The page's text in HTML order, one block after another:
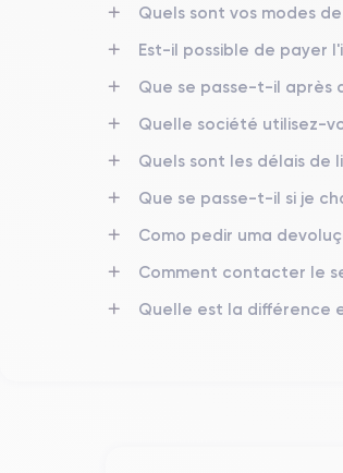
Nom de la puce
Puce A14 Bionic
GPU 4 cœurs
12 Mpx
Résolution vidéo
4K - 3840 x 2160 px
Batterie
Quels sont vos modes
Est-il possible de payer
Que se passe-t-il après
Quelle société utilisez-
Quels sont les délais de
Que se passe-t-il si je
Como pedir uma
Comment contacter le
Quelle est la différence